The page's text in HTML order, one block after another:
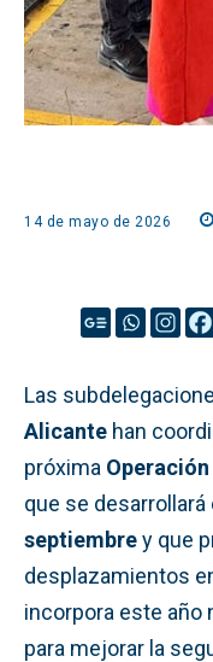
14 de mayo de 2026
Las
Alicante han
próxima
que se desarrollará
septiembrey que
desplazamientos
incorpora este año
para mejorar la